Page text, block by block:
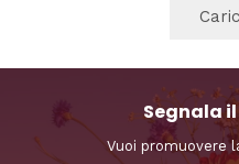
Segnala
Vuoi promuovere